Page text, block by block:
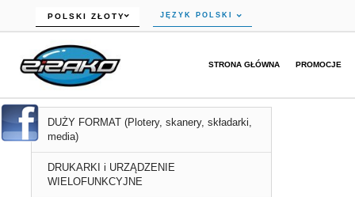
currency_h
POLSKI ZŁOTY JĘZYK POLSKI
STRONA GŁÓWNA PROMOCJE
DUŻY FORMAT (Plotery, skanery, składarki,
media)
DRUKARKI i URZĄDZENIE
WIELOFUNKCYJNE